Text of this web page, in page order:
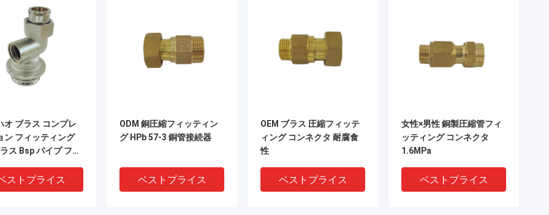
オ ブラス コンプレ
ン フィッティング
ス Bsp パイプ フィ
ストプライス
ODM 銅圧縮フィッティン
グ HPb 57-3 銅管接続器
ベストプライス
OEM ブラス 圧縮フィッテ
ィング コンネクタ 耐腐食
性
ベストプライス
女性×男性 銅製圧縮管フィ
ッティング コンネクタ
1.6MPa
ベストプライス